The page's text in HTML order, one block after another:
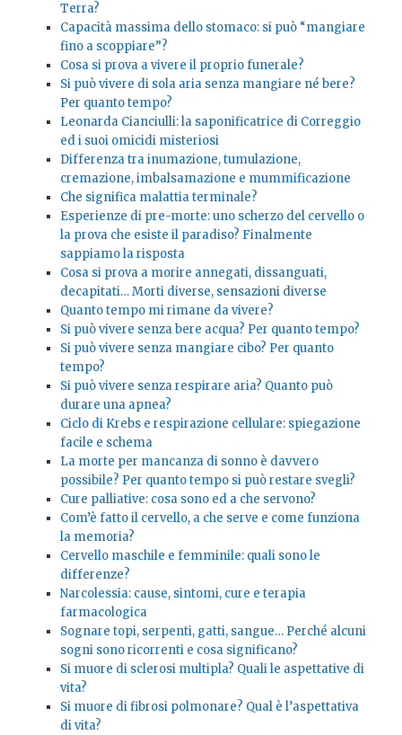
Terra?
Capacità massima dello stomaco: si può “mangiare
fino a scoppiare”?
Cosa si prova a vivere il proprio funerale?
Si può vivere di sola aria senza mangiare né bere?
Per quanto tempo?
Leonarda Cianciulli: la saponificatrice di Correggio
ed i suoi omicidi misteriosi
Differenza tra inumazione, tumulazione,
cremazione, imbalsamazione e mummificazione
Che significa malattia terminale?
Esperienze di pre-morte: uno scherzo del cervello o
la prova che esiste il paradiso? Finalmente
sappiamo la risposta
Cosa si prova a morire annegati, dissanguati,
decapitati… Morti diverse, sensazioni diverse
Quanto tempo mi rimane da vivere?
Si può vivere senza bere acqua? Per quanto tempo?
Si può vivere senza mangiare cibo? Per quanto
tempo?
Si può vivere senza respirare aria? Quanto può
durare una apnea?
Ciclo di Krebs e respirazione cellulare: spiegazione
facile e schema
La morte per mancanza di sonno è davvero
possibile? Per quanto tempo si può restare svegli?
Cure palliative: cosa sono ed a che servono?
Com’è fatto il cervello, a che serve e come funziona
la memoria?
Cervello maschile e femminile: quali sono le
differenze?
Narcolessia: cause, sintomi, cure e terapia
farmacologica
Sognare topi, serpenti, gatti, sangue… Perché alcuni
sogni sono ricorrenti e cosa significano?
Si muore di sclerosi multipla? Quali le aspettative di
vita?
Si muore di fibrosi polmonare? Qual è l’aspettativa
di vita?